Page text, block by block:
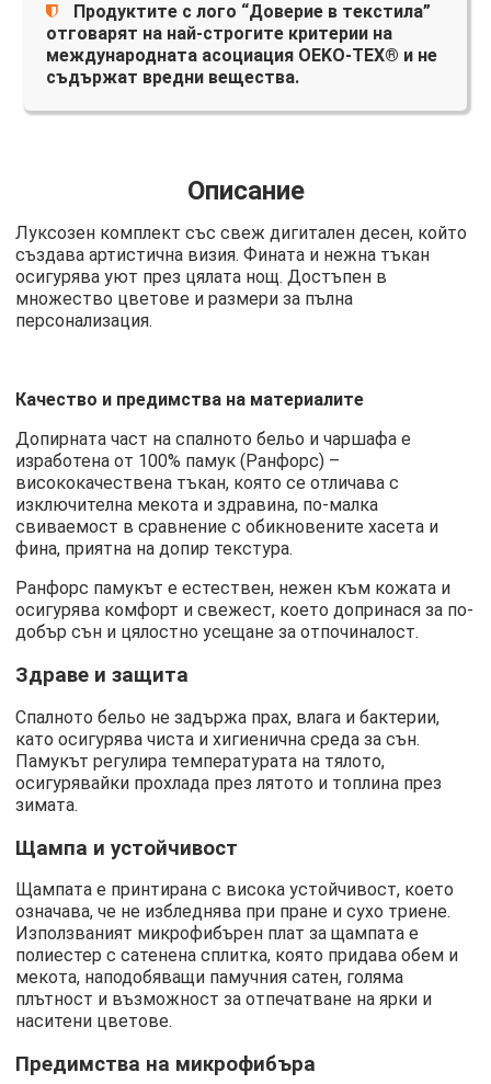
Продуктите с лого “Доверие в текстила”
отговарят на най-строгите критерии на
международната асоциация OEKO-TEX® и не
съдържат вредни вещества.
Описание
Луксозен комплект със свеж дигитален десен, който
създава артистична визия. Фината и нежна тъкан
осигурява уют през цялата нощ. Достъпен в
множество цветове и размери за пълна
персонализация.
Качество и предимства на материалите
Допирната част на спалното бельо и чаршафа е
изработена от 100% памук (Ранфорс) –
висококачествена тъкан, която се отличава с
изключителна мекота и здравина, по-малка
свиваемост в сравнение с обикновените хасета и
фина, приятна на допир текстура.
Ранфорс памукът е естествен, нежен към кожата и
осигурява комфорт и свежест, което допринася за по-
добър сън и цялостно усещане за отпочиналост.
Здраве и защита
Спалното бельо не задържа прах, влага и бактерии,
като осигурява чиста и хигиенична среда за сън.
Памукът регулира температурата на тялото,
осигурявайки прохлада през лятото и топлина през
зимата.
Щампа и устойчивост
Щампата е принтирана с висока устойчивост, което
означава, че не избледнява при пране и сухо триене.
Използваният микрофибърен плат за щампата е
полиестер с сатенена сплитка, която придава обем и
мекота, наподобяващи памучния сатен, голяма
плътност и възможност за отпечатване на ярки и
наситени цветове.
Предимства на микрофибъра